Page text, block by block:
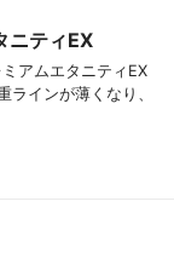
ニティEX
アムエタニティEX
インが薄くなり、